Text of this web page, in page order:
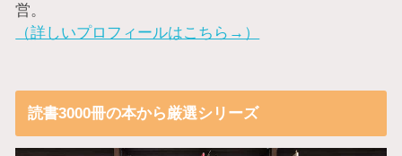
営。
（詳しいプロフィールはこちら→）
読書3000冊の本から厳選シリーズ